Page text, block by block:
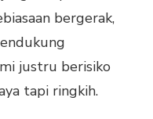
bergerak,
justru berisiko
tapi ringkih.